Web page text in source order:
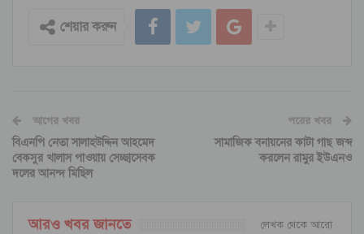
শেয়ার করুন
আগের খবর
বিএনপি নেতা সালাহউদ্দিন আহমেদ
বেকসুর খালাস পাওয়ায় সেচ্ছাসেবক
দলের আনন্দ মিছিল
পরের খবর
সামাজিক বনায়নের কাটা গাছ জব্দ
করলেন রামুর ইউএনও
আরও খবর জানতে লেখক থেকে আরো